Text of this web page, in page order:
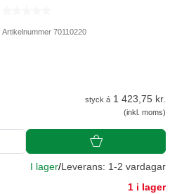
Artikelnummer 70110220
styck á 1 423,75 kr.
(inkl. moms)
I lager/Leverans: 1-2 vardagar
1 i lager